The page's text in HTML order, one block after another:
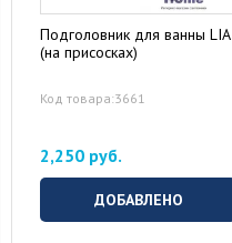
Подголовник для ванны LIA
(на присосках)
Код товара:3661
2,250 руб.
ДОБАВЛЕНО